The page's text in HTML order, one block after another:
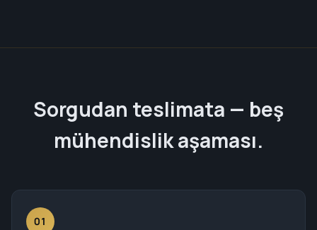
Sorgudan teslimata — beş
mühendislik aşaması.
01